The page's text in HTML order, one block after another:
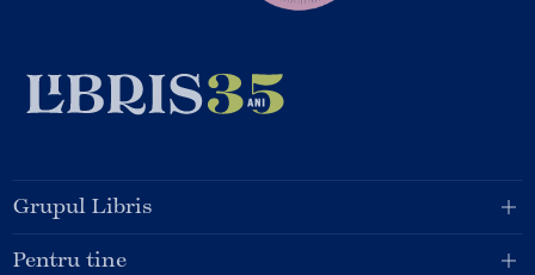
Grupul Libris
Pentru tine